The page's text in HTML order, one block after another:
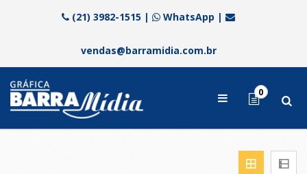
(21) 3982-1515 | WhatsApp |
vendas@barramidia.com.br
0